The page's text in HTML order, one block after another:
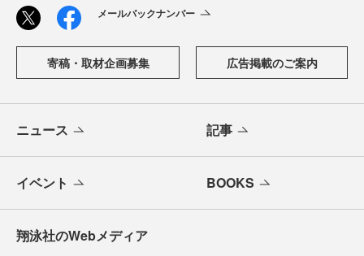
メールバックナンバー
寄稿・取材企画募集 広告掲載のご案内
ニュース 記事
イベント BOOKS
翔泳社のWebメディア